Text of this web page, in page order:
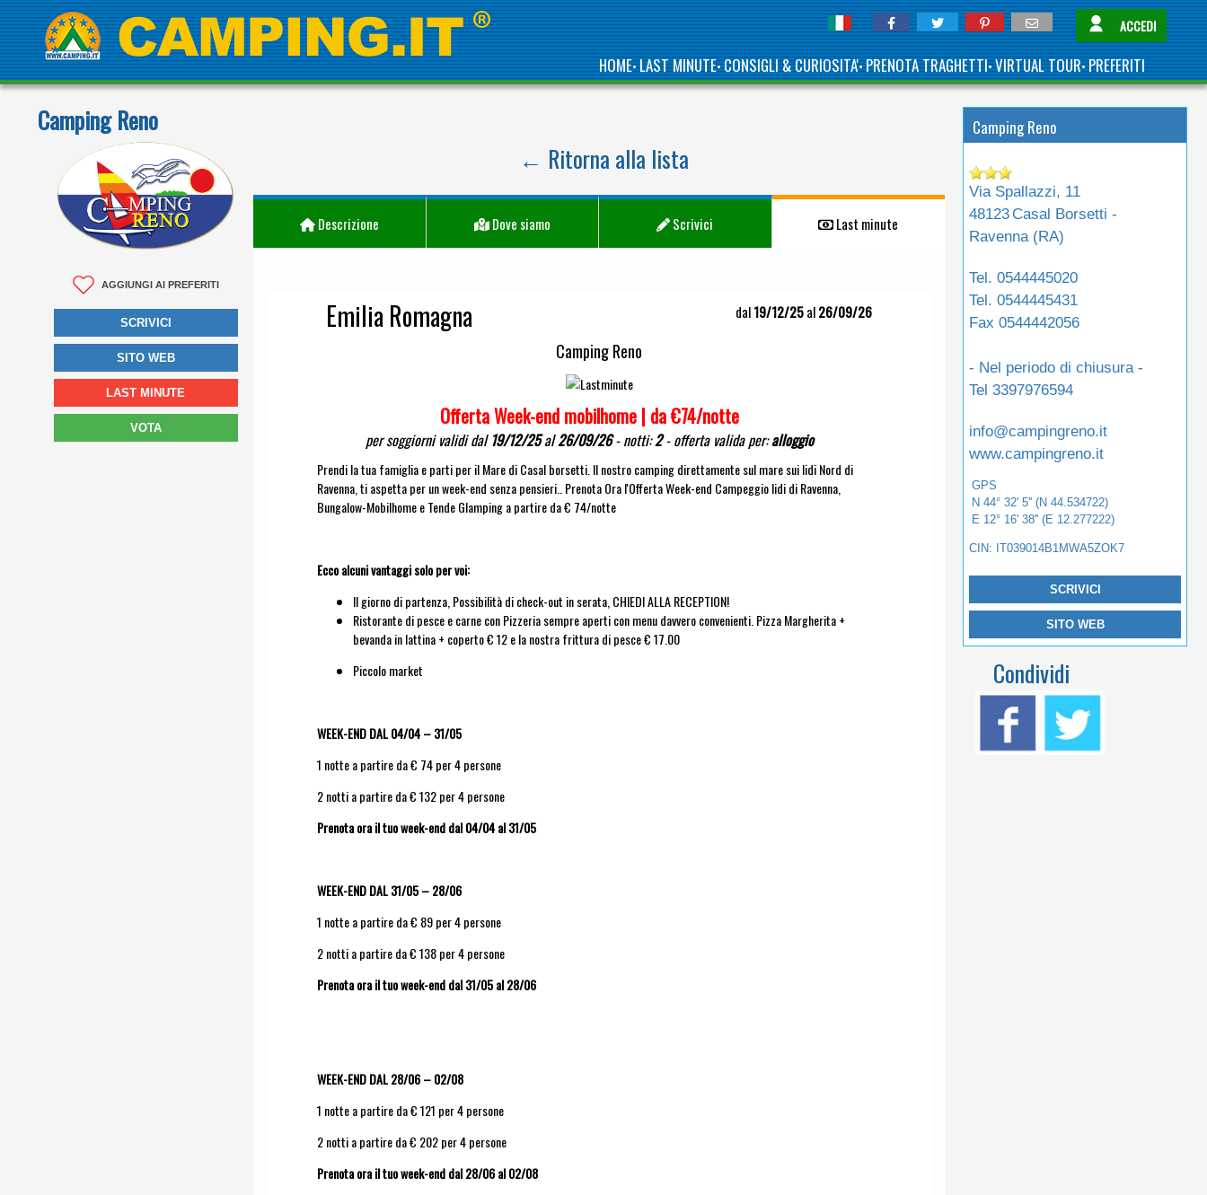
ACCEDI
HOME•LAST MINUTE•CONSIGLI & CURIOSITA'•PRENOTA TRAGHETTI•VIRTUAL TOUR•PREFERITI
Camping Reno
AGGIUNGI AI PREFERITI
SCRIVICI
SITO WEB
LAST MINUTE
VOTA
← Ritorna alla lista
Descrizione Dove siamo Scrivici Last minute
Emilia Romagna dal19/12/25al26/09/26
Camping Reno
Offerta Week-end mobilhome | da €74/notte
per soggiorni validi dal19/12/25al26/09/26- notti:2- offerta valida per:alloggio
Prendi la tua famiglia e parti per il Mare di Casal borsetti. Il nostro camping direttamente sul mare sui lidi Nord di
Ravenna, ti aspetta per un week-end senza pensieri.. Prenota Ora l'Offerta Week-end Campeggio lidi di Ravenna,
Bungalow-Mobilhome e Tende Glamping a partire da € 74/notte
Ecco alcuni vantaggi solo per voi:
Il giorno di partenza, Possibilità di check-out in serata, CHIEDI ALLA RECEPTION!
Ristorante di pesce e carne con Pizzeria sempre aperti con menu davvero convenienti. Pizza Margherita +
bevanda in lattina + coperto € 12 e la nostra frittura di pesce € 17.00
Piccolo market
WEEK-END DAL 04/04 – 31/05
1 notte a partire da € 74 per 4 persone
2 notti a partire da € 132 per 4 persone
Prenota ora il tuo week-end dal 04/04 al 31/05
WEEK-END DAL 31/05 – 28/06
1 notte a partire da € 89 per 4 persone
2 notti a partire da € 138 per 4 persone
Prenota ora il tuo week-end dal 31/05 al 28/06
WEEK-END DAL 28/06 – 02/08
1 notte a partire da € 121 per 4 persone
2 notti a partire da € 202 per 4 persone
Prenota ora il tuo week-end dal 28/06 al 02/08
Camping Reno
Via Spallazzi, 11
48123 Casal Borsetti -
Ravenna (RA)
Tel.0544445020
Tel.0544445431
Fax0544442056
- Nel periodo di chiusura -
Tel3397976594
info@campingreno.it
www.campingreno.it
GPS
N 44° 32' 5'' (N 44.534722)
E 12° 16' 38'' (E 12.277222)
CIN: IT039014B1MWA5ZOK7
SCRIVICI
SITO WEB
Condividi